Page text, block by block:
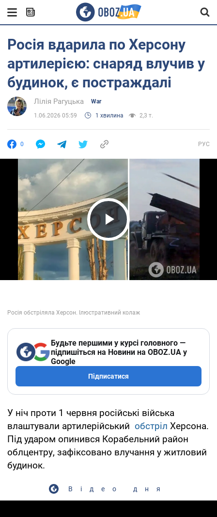
Росія вдарила по Херсону
артилерією: снаряд влучив у
будинок, є постраждалі
Лілія Рагуцька War
1.06.2026 05:59 1 хвилина 2,3 т.
0 РУС
Play Video
Будьте першими у курсі головного —
підпишіться на Новини на OBOZ.UA у
Google
Підписатися
У ніч проти 1 червня російські війська
влаштували артилерійський обстріл Херсона.
Під ударом опинився Корабельний район
облцентру, зафіксовано влучання у житловий
будинок.
Відео дня